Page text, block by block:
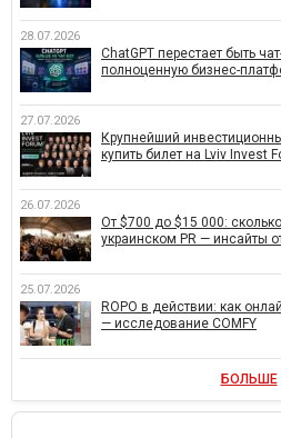
28.07.2026
ChatGPT перестает быть
полноценную бизнес-
27.07.2026
Крупнейший
купить билет на Lviv Invest
26.07.2026
От $700 до $15 000:
украинском PR — инсайты
25.07.2026
ROPO в действии: как
— исследование COMFY
БОЛЬШЕ